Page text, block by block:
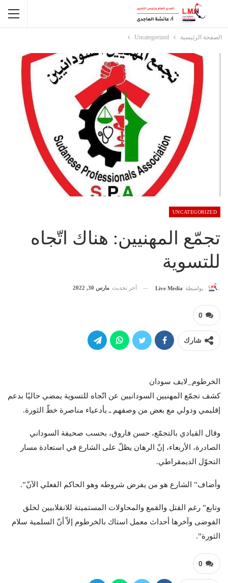
الصفحة الرئيسية Uncategorized
UNCATEGORIZED
تجمّع المهنيين: هناك اتّجاه
للتسوية
بواسطة Live Media آخر تحديث مارس 30, 2022
0
شارك
الخرطوم_لايف سودان
كشف تجمّع المهنيين السودانيين عن اتّجاه للتسوية يمضي حاليًا بدعم
إقليمي ودولي مع بعض من وصفهم ـ بأدعياء مناصرة خطّ الثورة.
وقال القيادي بالتجمّع، حسن فاروق، بحسب صحيفة السوداني
الصادرة، الأربعاء، إنّ الرهان يظلّ على الشارع في استعادة مسار
التحوّل الديمقراطي.
وأضاف” الشارع هو من يفرض شروطه وهو الحاكم الفعلي الآنّ”.
وتابع” رغم القتل والقمع والمحاولات المستميتة للانقلابيين لخلق
الفوضى وآخرها أحداث معمل استاك بالخرطوم إلاّ أنّ السلمية سلام
الثورة”.
0